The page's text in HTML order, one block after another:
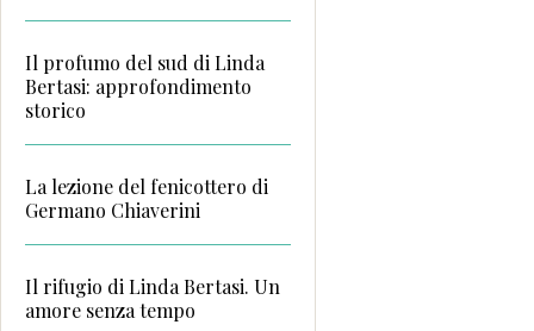
Il profumo del sud di Linda
Bertasi: approfondimento
storico
La lezione del fenicottero di
Germano Chiaverini
Il rifugio di Linda Bertasi. Un
amore senza tempo